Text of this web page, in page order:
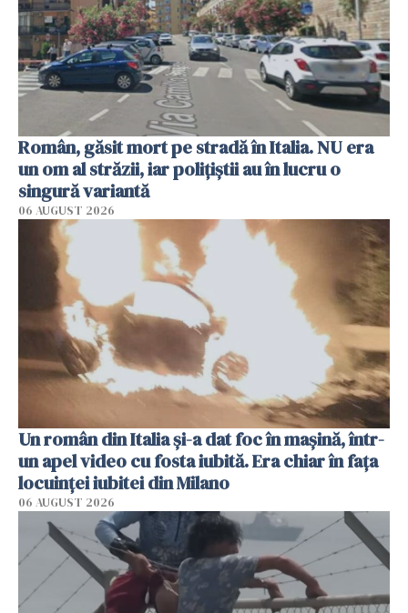
Român, găsit mort pe stradă în Italia. NU era
un om al străzii, iar polițiștii au în lucru o
singură variantă
06 AUGUST 2026
Un român din Italia și-a dat foc în mașină, într-
un apel video cu fosta iubită. Era chiar în fața
locuinței iubitei din Milano
06 AUGUST 2026